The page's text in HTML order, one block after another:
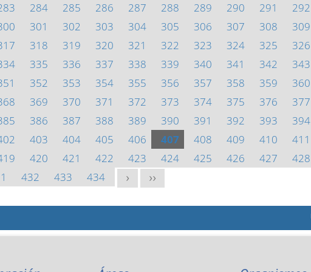
284 285 286 287 288 289 290 291
292
301 302 303 304 305 306 307 308
309
318 319 320 321 322 323 324 325
326
335 336 337 338 339 340 341 342
343
352 353 354 355 356 357 358 359
360
369 370 371 372 373 374 375 376
377
386 387 388 389 390 391 392 393
394
403 404 405 406 407 408 409 410
411
420 421 422 423 424 425 426 427
428
432 433 434 > >>